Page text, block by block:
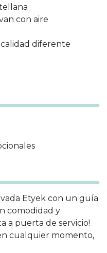
con aire
calidad diferente
Etyek con un guía
comodidad y
a puerta de servicio!
cualquier momento,